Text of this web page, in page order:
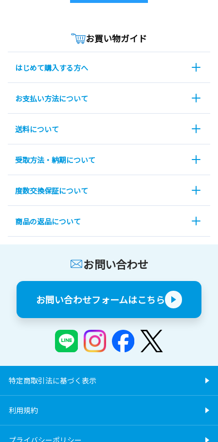
お買い物ガイド
はじめて購入する方へ
お支払い方法について
送料について
受取方法・納期について
度数交換保証について
商品の返品について
お問い合わせ
お問い合わせフォームはこちら
特定商取引法に基づく表示
利用規約
プライバシーポリシー